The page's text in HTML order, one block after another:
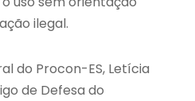
ilegal.
do Procon-ES, Letícia
de Defesa do